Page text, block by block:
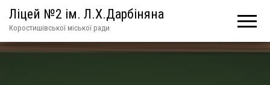
Ліцей №2 ім. Л.Х.Дарбіняна
Коростишівської міської ради